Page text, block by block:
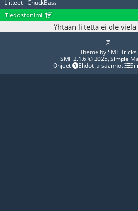
Liitteet - ChuckBass
Tiedostonimi
Yhtään liitettä ei ole
Theme bySMF Tricks
SMF 2.1.6 © 2025, Simple
Ohjeet
Ehdot ja säännöt